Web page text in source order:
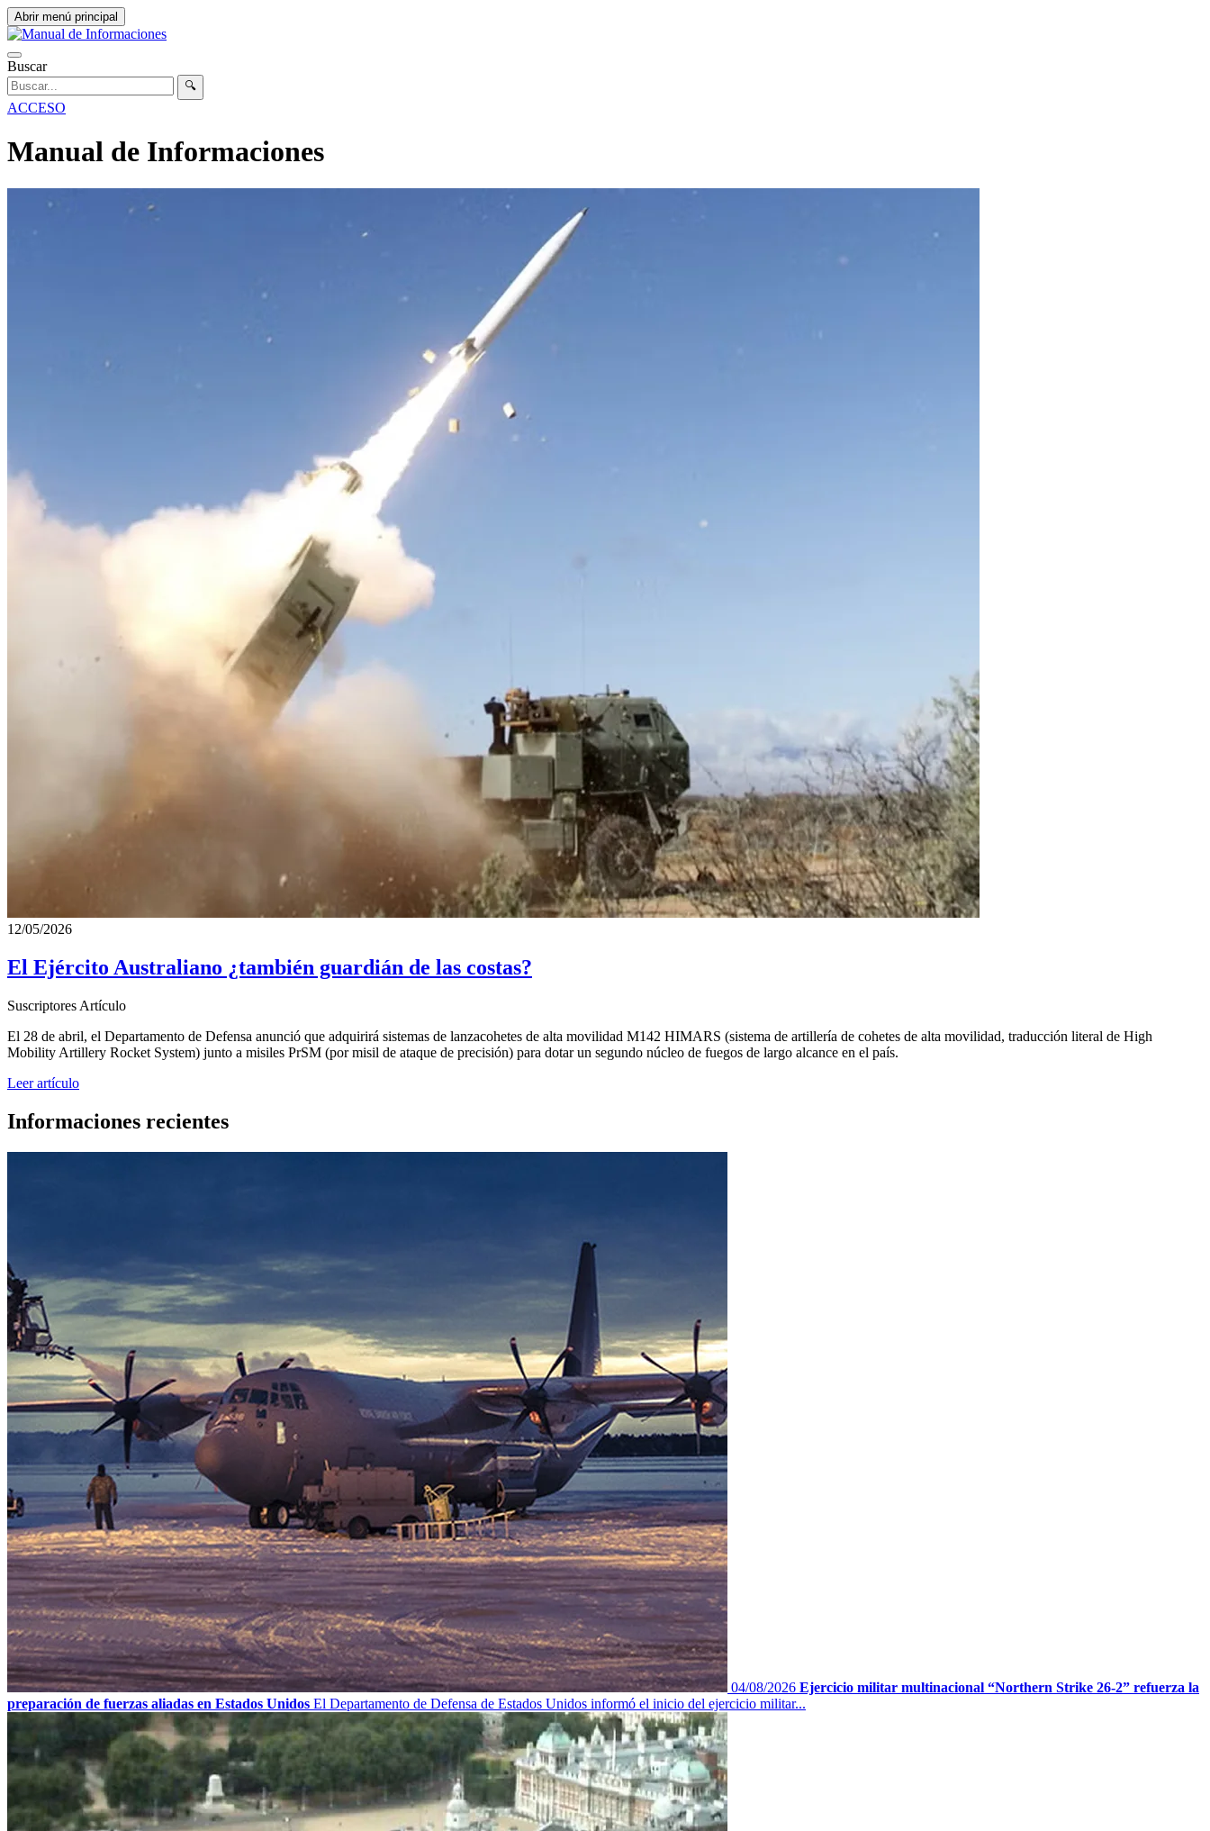
Abrir menú principal
Buscar
🔍
ACCESO
Manual de Informaciones
12/05/2026
El Ejército Australiano ¿también guardián de las costas?
Suscriptores Artículo
El 28 de abril, el Departamento de Defensa anunció que adquirirá sistemas de lanzacohetes de alta movilidad M142 HIMARS (sistema de artillería de cohetes de alta movilidad, traducción literal de High
Mobility Artillery Rocket System) junto a misiles PrSM (por misil de ataque de precisión) para dotar un segundo núcleo de fuegos de largo alcance en el país.
Leer artículo
Informaciones recientes
04/08/2026 Ejercicio militar multinacional “Northern Strike 26-2” refuerza la
preparación de fuerzas aliadas en Estados Unidos El Departamento de Defensa de Estados Unidos informó el inicio del ejercicio militar...